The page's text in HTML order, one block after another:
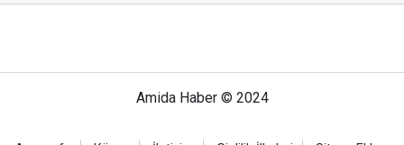
Amida Haber © 2024